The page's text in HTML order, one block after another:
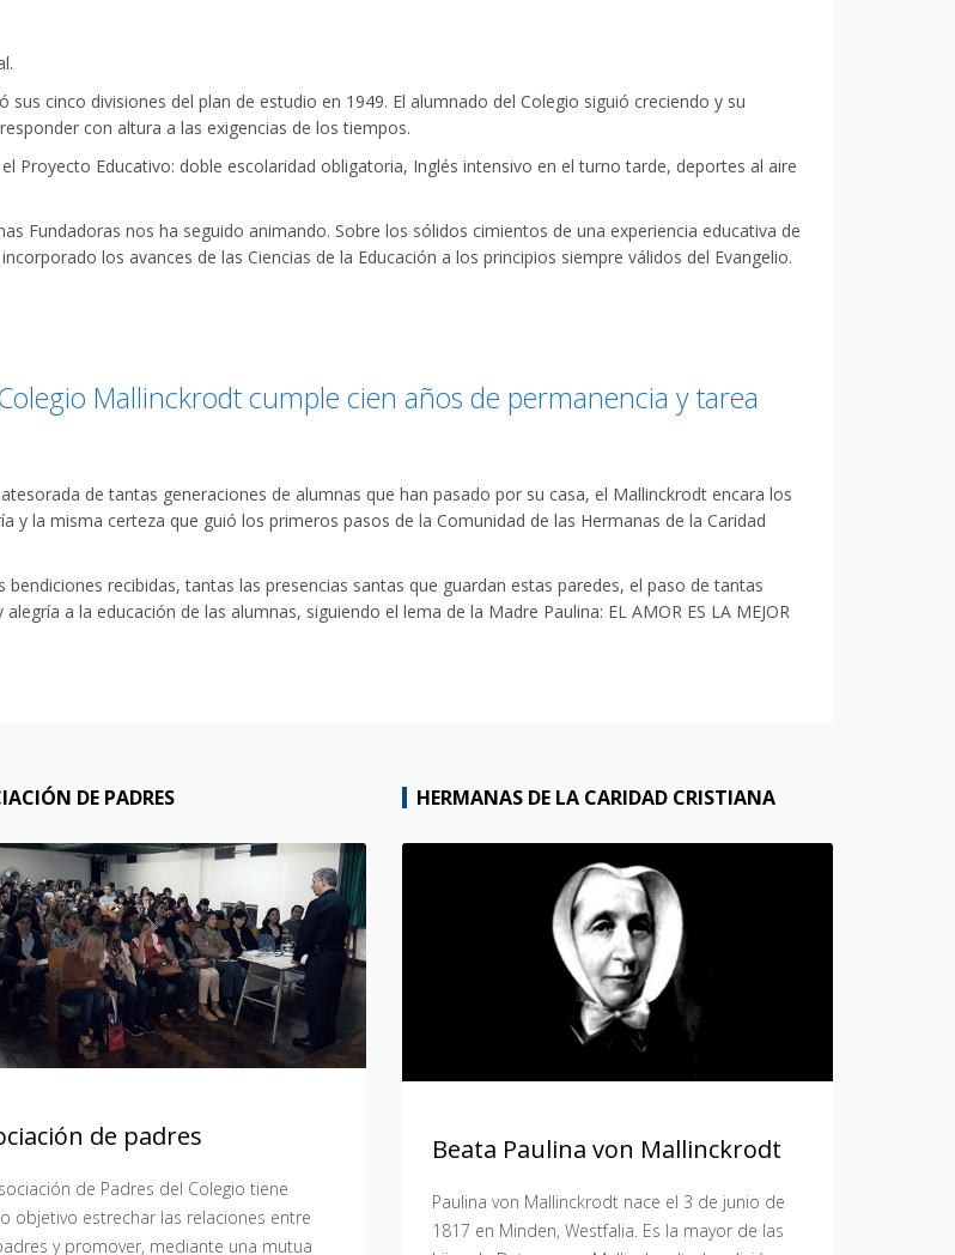
cinco divisiones del plan de estudio en 1949. El alumnado del Colegio siguió creciendo y su
con altura a las exigencias de los tiempos.
Proyecto Educativo: doble escolaridad obligatoria, Inglés intensivo en el turno tarde, deportes al aire
Fundadoras nos ha seguido animando. Sobre los sólidos cimientos de una experiencia educativa de
los avances de las Ciencias de la Educación a los principios siempre válidos del Evangelio.
Mallinckrodt cumple cien años de permanencia y tarea
de tantas generaciones de alumnas que han pasado por su casa, el Mallinckrodt encara los
la misma certeza que guió los primeros pasos de la Comunidad de las Hermanas de la Caridad
recibidas, tantas las presencias santas que guardan estas paredes, el paso de tantas
a la educación de las alumnas, siguiendo el lema de la Madre Paulina: EL AMOR ES LA MEJOR
DE PADRES
de padres
de Padres del Colegio tiene
objetivo estrechar las relaciones entre
y promover, mediante una mutua
HERMANAS DE LA CARIDAD CRISTIANA
Beata Paulina von Mallinckrodt
Paulina von Mallinckrodt nace el 3 de junio de
1817 en Minden, Westfalia. Es la mayor de las